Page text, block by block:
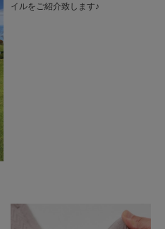
イルをご紹介致します♪